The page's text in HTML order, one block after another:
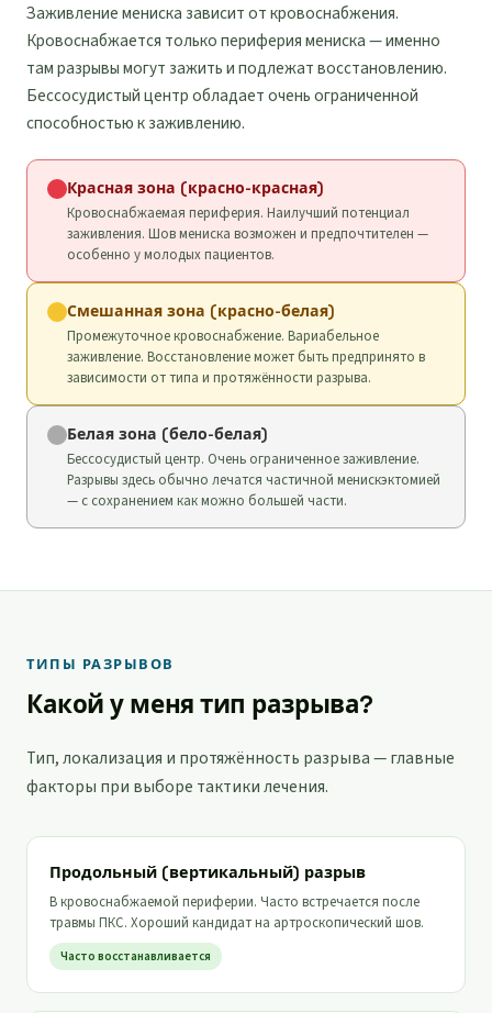
Заживление мениска зависит от кровоснабжения.
Кровоснабжается только периферия мениска — именно
там разрывы могут зажить и подлежат восстановлению.
Бессосудистый центр обладает очень ограниченной
способностью к заживлению.
Красная зона (красно-красная)
Кровоснабжаемая периферия. Наилучший потенциал
заживления. Шов мениска возможен и предпочтителен —
особенно у молодых пациентов.
Смешанная зона (красно-белая)
Промежуточное кровоснабжение. Вариабельное
заживление. Восстановление может быть предпринято в
зависимости от типа и протяжённости разрыва.
Белая зона (бело-белая)
Бессосудистый центр. Очень ограниченное заживление.
Разрывы здесь обычно лечатся частичной менискэктомией
— с сохранением как можно большей части.
ТИПЫ РАЗРЫВОВ
Какой у меня тип разрыва?
Тип, локализация и протяжённость разрыва — главные
факторы при выборе тактики лечения.
Продольный (вертикальный) разрыв
В кровоснабжаемой периферии. Часто встречается после
травмы ПКС. Хороший кандидат на артроскопический шов.
Часто восстанавливается